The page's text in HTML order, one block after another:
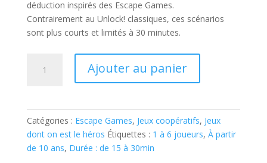
déduction inspirés des Escape Games.
Contrairement au Unlock! classiques, ces scénarios
sont plus courts et limités à 30 minutes.
SHORT
ADVENTURES
Ajouter au panier
Catégories : Escape Games, Jeux coopératifs, Jeux
dont on est le héros Étiquettes : 1 à 6 joueurs, À partir
de 10 ans, Durée : de 15 à 30min